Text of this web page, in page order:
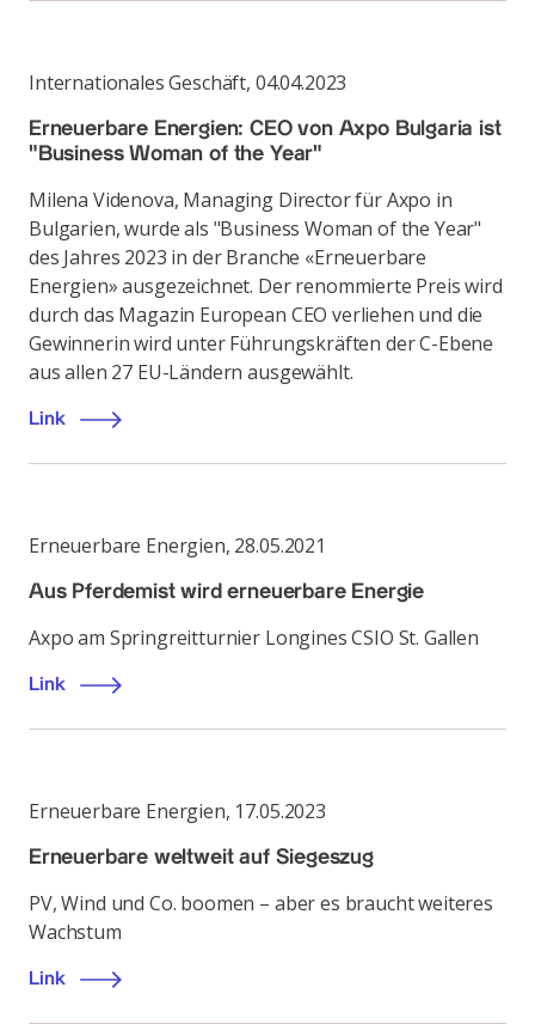
Internationales Geschäft, 04.04.2023
Erneuerbare Energien: CEO von Axpo Bulgaria ist
"Business Woman of the Year"
Milena Videnova, Managing Director für Axpo in
Bulgarien, wurde als "Business Woman of the Year"
des Jahres 2023 in der Branche «Erneuerbare
Energien» ausgezeichnet. Der renommierte Preis wird
durch das Magazin European CEO verliehen und die
Gewinnerin wird unter Führungskräften der C-Ebene
aus allen 27 EU-Ländern ausgewählt.
Link
Erneuerbare Energien, 28.05.2021
Aus Pferdemist wird erneuerbare Energie
Axpo am Springreitturnier Longines CSIO St. Gallen
Link
Erneuerbare Energien, 17.05.2023
Erneuerbare weltweit auf Siegeszug
PV, Wind und Co. boomen – aber es braucht weiteres
Wachstum
Link